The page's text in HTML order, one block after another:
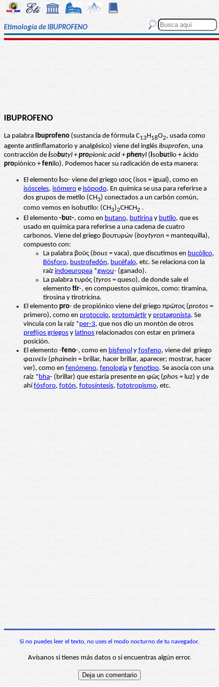
Etimología de IBUPROFENO
IBUPROFENO
La palabra ibuprofeno (sustancia de fórmula C13H18O2, usada como
agente antiinflamatorio y analgésico) viene del inglés ibuprofen, una
contracción de isobutyl +‎propionic acid +‎phenyl (isobutilo + ácido
propiónico +fenilo). Podemos hacer su radicación de esta manera:
El elemento iso- viene del griego ισος (isos = igual), como en
isósceles, isómero e isópodo. En química se usa para referirse a
dos grupos de metilo (CH3) conectados a un carbón común,
como vemos en isobutilo: (CH3)2CHCH2 .
El elemento -but-, como en butano, butirina y butilo, que es
usado en química para referirse a una cadena de cuatro
carbonos. Viene del griego βουτυρών (boytyron = mantequilla),
compuesto con:
La palabra βοῦς (bous = vaca), que discutimos en bucólico,
Bósforo, bustrofedón, bucéfalo, etc. Se relaciona con la
raíz indoeuropea *gwou- (ganado).
La palabra τυρός (tyros = queso), de donde sale el
elemento tir-, en compuestos químicos, como: tiramina,
tirosina y tirotricina.
El elemento pro- de propiónico viene del griego πρῶτος (protos =
primero), como en protocolo, protomártir y protagonista. Se
vincula con la raíz *per-3, que nos dio un montón de otros
prefijos griegos y latinos relacionados con estar en primera
posición.
El elemento -feno-, como en bisfenol y fosfeno, viene del griego
φαινεῖν (phainein = brillar, hacer brillar, aparecer; mostrar, hacer
ver), como en fenómeno, fenología y fenotipo. Se asocia con una
raíz *bha- (brillar) que estaría presente en φῶς (phos = luz) y de
ahí fósforo, fotón, fotosíntesis, fototropismo, etc.
Si no puedes leer el texto, no uses el modo nocturno de tu navegador.
Avísanos si tienes más datos o si encuentras algún error.